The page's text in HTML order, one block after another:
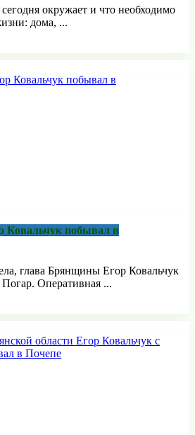
окружает и что необходимо
дома, ...
Ковальчук побывал в
глава Брянщины Егор Ковальчук
Оперативная ...